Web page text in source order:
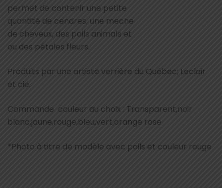
permet de contenir une petite
quantité de cendres, une meche
de cheveux, des poils animals et
ou des pétales fleurs.
Produits par une artiste verrière du Québec; Leclair
et cie.
Commande couleur au choix : Transparent,noir
blanc,jaune,rouge,bleu,vert,orange rose
*Photo à titre de modèle avec poils et couleur rouge